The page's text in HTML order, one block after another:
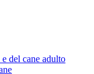
del cane adulto